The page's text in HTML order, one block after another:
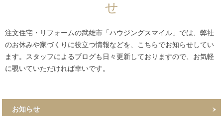
せ
注文住宅・リフォームの武雄市「ハウジングスマイル」では、弊社
のお休みや家づくりに役立つ情報などを、こちらでお知らせしてい
ます。スタッフによるブログも日々更新しておりますので、お気軽
に覗いていただければ幸いです。
お知らせ